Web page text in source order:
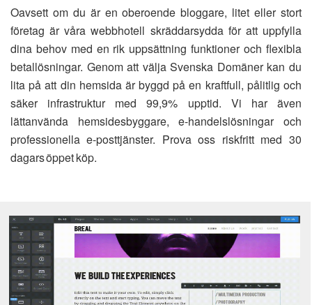
Oavsett om du är en oberoende bloggare, litet eller stort
företag är våra webbhotell skräddarsydda för att uppfylla
dina behov med en rik uppsättning funktioner och flexibla
betallösningar. Genom att välja Svenska Domäner kan du
lita på att din hemsida är byggd på en kraftfull, pålitlig och
säker infrastruktur med 99,9% upptid. Vi har även
lättanvända hemsidesbyggare, e-handelslösningar och
professionella e-posttjänster. Prova oss riskfritt med 30
dagars öppet köp.